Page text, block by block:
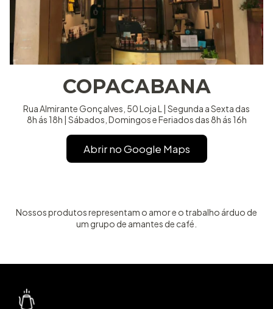
COPACABANA
Rua Almirante Gonçalves, 50 Loja L | Segunda a Sexta das
8h ás 18h | Sábados, Domingos e Feriados das 8h ás 16h
Abrir no Google Maps
Nossos produtos representam o amor e o trabalho árduo de
um grupo de amantes de café.